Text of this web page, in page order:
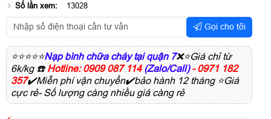
Số lần xem: 13028
Gọi cho tôi
⭐⭐⭐⭐⭐Nạp bình chữa cháy tại quận 7❌⭐Giá chỉ từ
6k/kg ☎️ Hotline: 0909 087 114 (Zalo/Call)- 0971 182
357✔️Miễn phí vận chuyển✔️bảo hành 12 tháng ⭐Giá
cực rẻ- Số lượng càng nhiều giá càng rẻ